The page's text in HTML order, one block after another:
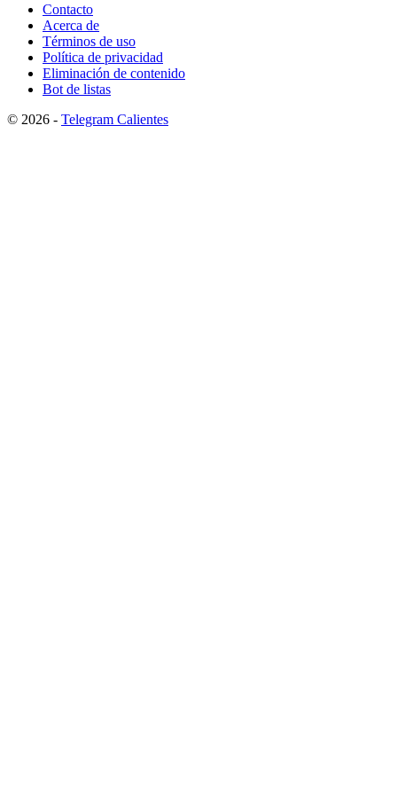
Contacto
Acerca de
Términos de uso
Política de privacidad
Eliminación de contenido
Bot de listas
© 2026 - Telegram Calientes